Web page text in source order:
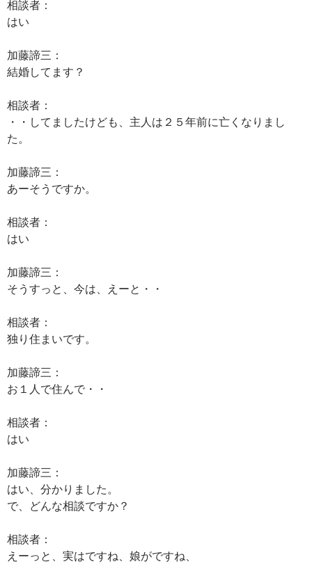
相談者：
はい
加藤諦三：
結婚してます？
相談者：
・・してましたけども、主人は２５年前に亡くなりまし
た。
加藤諦三：
あーそうですか。
相談者：
はい
加藤諦三：
そうすっと、今は、えーと・・
相談者：
独り住まいです。
加藤諦三：
お１人で住んで・・
相談者：
はい
加藤諦三：
はい、分かりました。
で、どんな相談ですか？
相談者：
えーっと、実はですね、娘がですね、